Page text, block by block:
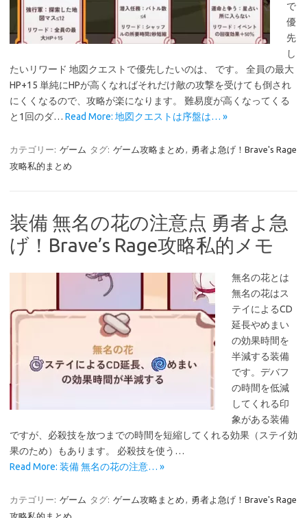
で
優
先
し
たいリワード 地図クエストで優先したいのは、 です。 全員の最大
HP+15 単純にHPが高くなればそれだけ敵の攻撃を受けても倒され
にくくなるので、攻略が楽になります。 難易度が高くなってくる
と1回のダ… Read More: 地図クエストは序盤は… »
カテゴリー: ゲーム タグ: ゲーム攻略まとめ , 勇者よ急げ！Brave's Rage
攻略私的まとめ
装備 無名の花の注意点 勇者よ急
げ！Brave’s Rage攻略私的メモ
無名の花とは
無名の花はス
テイによるCD
延長やめまい
の効果時間を
半減する装備
です。デバフ
の時間を低減
してくれる印
象がある装備
ですが、必殺技を放つまでの時間を短縮してくれる効果（ステイ効
果のため）もあります。 必殺技を使う…
Read More: 装備 無名の花の注意… »
カテゴリー: ゲーム タグ: ゲーム攻略まとめ , 勇者よ急げ！Brave's Rage
攻略私的まとめ